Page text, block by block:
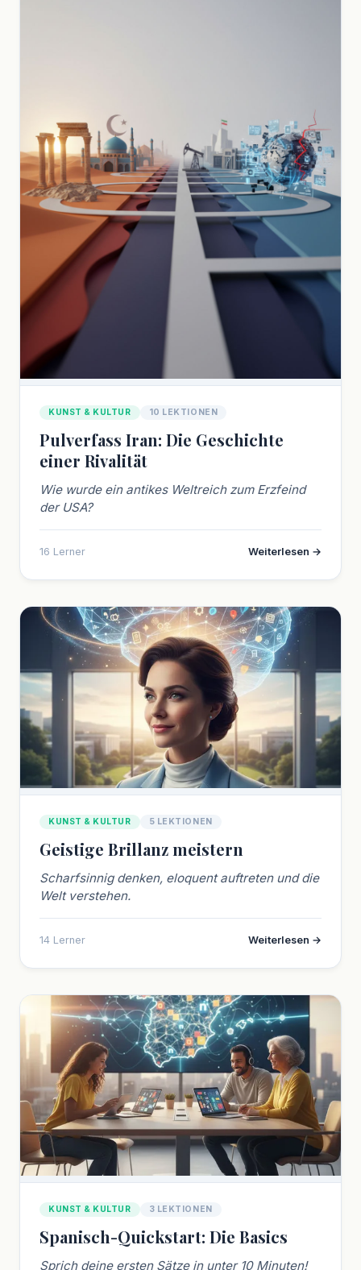
KUNST & KULTUR 10 LEKTIONEN
Pulverfass Iran: Die Geschichte
einer Rivalität
Wie wurde ein antikes Weltreich zum Erzfeind
der USA?
16 Lerner Weiterlesen →
KUNST & KULTUR 5 LEKTIONEN
Geistige Brillanz meistern
Scharfsinnig denken, eloquent auftreten und die
Welt verstehen.
14 Lerner Weiterlesen →
KUNST & KULTUR 3 LEKTIONEN
Spanisch-Quickstart: Die Basics
Sprich deine ersten Sätze in unter 10 Minuten!